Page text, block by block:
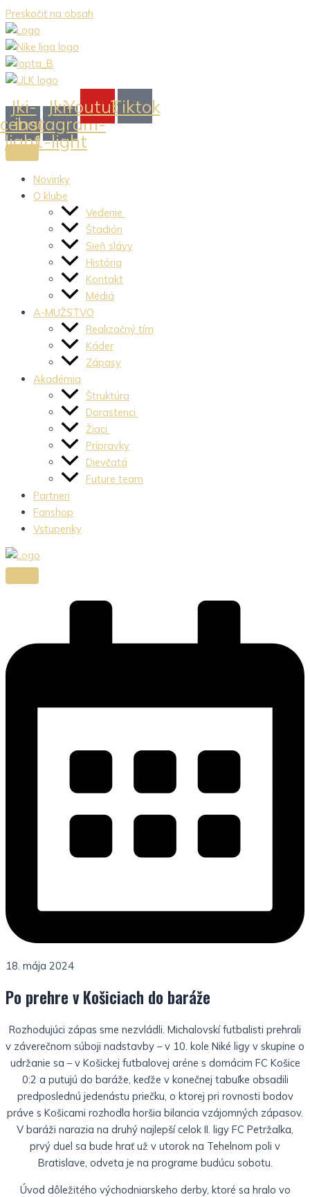
Preskočiť na obsah
Jki-
light
Jki-
instagram-
1-light
YoutubeTiktok
Novinky
O klube
Vedenie
Štadión
Sieň slávy
História
Kontakt
Médiá
A-MUŽSTVO
Realizačný tím
Káder
Zápasy
Akadémia
Štruktúra
Dorastenci
Žiaci
Prípravky
Dievčatá
Future team
Partneri
Fanshop
Vstupenky
18. mája 2024
Po prehre v Košiciach do baráže
Rozhodujúci zápas sme nezvládli. Michalovskí futbalisti prehrali
v záverečnom súboji nadstavby – v 10. kole Niké ligy v skupine o
udržanie sa – v Košickej futbalovej aréne s domácim FC Košice
0:2 a putujú do baráže, keďže v konečnej tabuľke obsadili
predposlednú jedenástu priečku, o ktorej pri rovnosti bodov
práve s Košicami rozhodla horšia bilancia vzájomných zápasov.
V baráži narazia na druhý najlepší celok II. ligy FC Petržalka,
prvý duel sa bude hrať už v utorok na Tehelnom poli v
Bratislave, odveta je na programe budúcu sobotu.
Úvod dôležitého východniarskeho derby, ktoré sa hralo vo